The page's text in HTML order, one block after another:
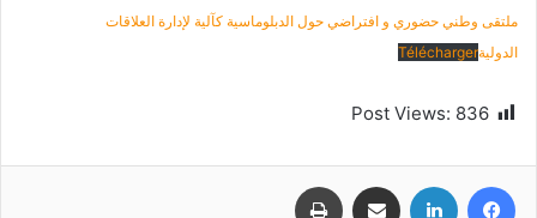
ملتقى وطني حضوري و افتراضي حول الدبلوماسية كآلية لإدارة العلاقات
الدوليةTélécharger
Post Views: 836
فيسبوك لينكدإن مشاركة عبر البريد